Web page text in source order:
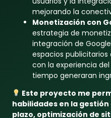
mejorando la
Monetización con
estrategia de
integración de
espacios
con la experiencia
tiempo generaran
Este proyecto me
habilidades en la
plazo, optimización de